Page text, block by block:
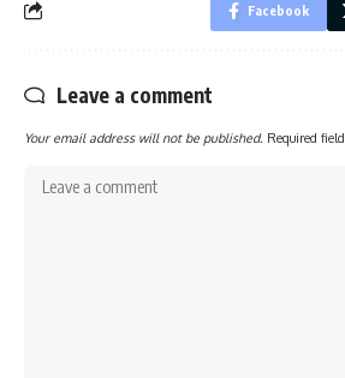
Facebook
Leave a comment
Your email address will not be published. Required